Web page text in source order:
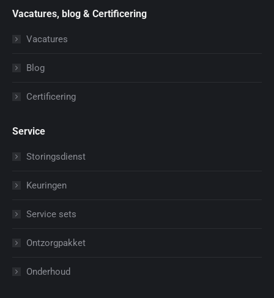
Vacatures, blog & Certificering
Vacatures
Blog
Certificering
Service
Storingsdienst
Keuringen
Service sets
Ontzorgpakket
Onderhoud